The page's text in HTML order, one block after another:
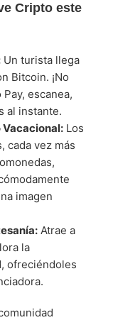
Cripto este
Un turista llega
Bitcoin. ¡No
escanea,
al instante.
Vacacional: Los
cada vez más
imagen
Atrae a
la
ofreciéndoles